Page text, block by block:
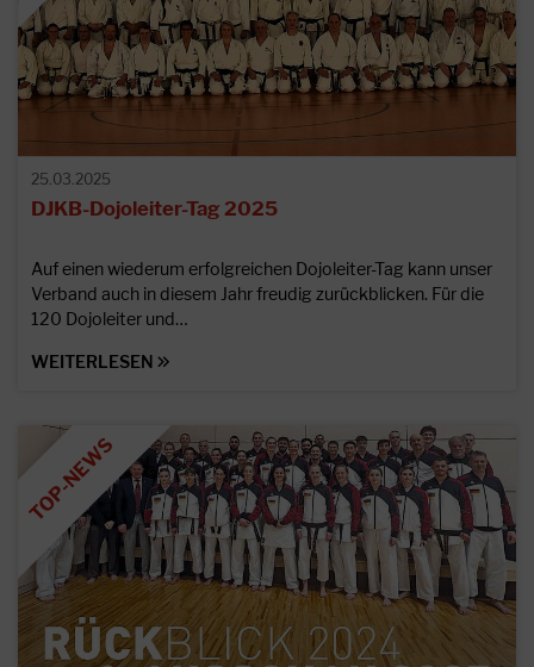
25.03.2025
DJKB-Dojoleiter-Tag 2025
Auf einen wiederum erfolgreichen Dojoleiter-Tag kann unser
Verband auch in diesem Jahr freudig zurückblicken. Für die
120 Dojoleiter und…
WEITERLESEN